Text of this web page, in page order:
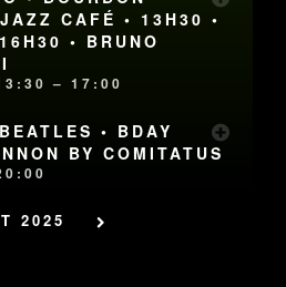
CAFÉ • 13H30 •
• BRUNO
– 17:00
• BDAY
BY COMITATUS
2025